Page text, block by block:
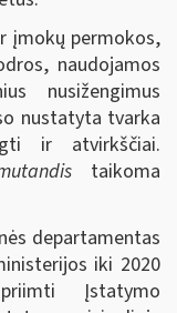
įmokų permokos,
naudojamos
nusižengimus
nustatyta tvarka
ir atvirkščiai.
taikoma
departamentas
iki 2020
Įstatymo